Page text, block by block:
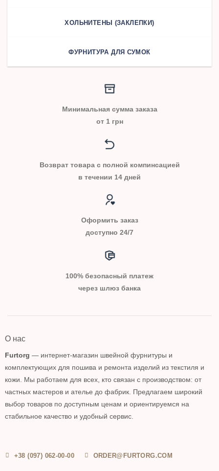
ХОЛЬНИТЕНЫ (ЗАКЛЕПКИ)
ФУРНИТУРА ДЛЯ СУМОК
Минимальная сумма заказа
от 1 грн
Возврат товара с полной компинсацией
в течении 14 дней
Оформить заказ
доступно 24/7
100% безопасный платеж
через шлюз банка
О нас
Furtorg — интернет-магазин швейной фурнитуры и
комплектующих для пошива и ремонта изделий из текстиля и
кожи. Мы работаем для всех, кто связан с производством: от
частных мастеров и ателье до фабрик. Предлагаем широкий
выбор товаров по доступным ценам и ориентируемся на
стабильное качество и удобный сервис.
+38 (097) 062-00-00 ORDER@FURTORG.COM